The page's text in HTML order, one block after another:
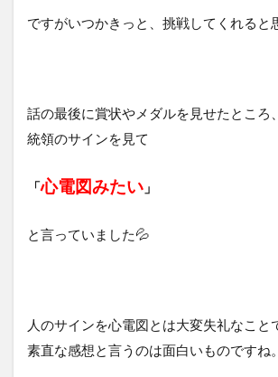
ですがいつかきっと、挑戦してくれると
話の最後に賞状やメダルを見せたところ
統領のサインを見て
「心電図みたい 」
と言っていました💦
人のサインを心電図とは大変失礼なこと
素直な感想と言うのは面白いものですね。